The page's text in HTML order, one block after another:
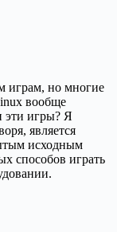
играм, но многие
вообще
эти игры? Я
является
исходным
способов играть